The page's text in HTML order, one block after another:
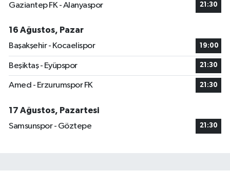
Gaziantep FK - Alanyaspor 21:30
16 Ağustos, Pazar
Başakşehir - Kocaelispor
19:00
Beşiktaş - Eyüpspor 21:30
Amed - Erzurumspor FK 21:30
17 Ağustos, Pazartesi
Samsunspor - Göztepe
21:30